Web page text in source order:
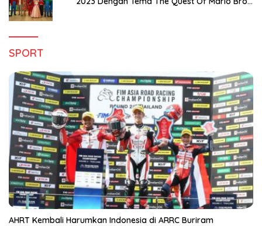
SPORT
AHRT Kembali Harumkan Indonesia di ARRC Buriram